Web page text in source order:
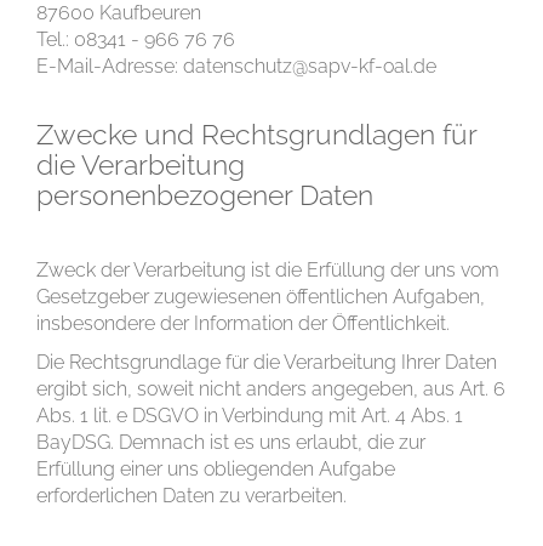
87600 Kaufbeuren
Tel.: 08341 - 966 76 76
E-Mail-Adresse: datenschutz@sapv-kf-oal.de
Zwecke und Rechtsgrundlagen für
die Verarbeitung
personenbezogener Daten
Zweck der Verarbeitung ist die Erfüllung der uns vom
Gesetzgeber zugewiesenen öffentlichen Aufgaben,
insbesondere der Information der Öffentlichkeit.
Die Rechtsgrundlage für die Verarbeitung Ihrer Daten
ergibt sich, soweit nicht anders angegeben, aus Art. 6
Abs. 1 lit. e DSGVO in Verbindung mit Art. 4 Abs. 1
BayDSG. Demnach ist es uns erlaubt, die zur
Erfüllung einer uns obliegenden Aufgabe
erforderlichen Daten zu verarbeiten.